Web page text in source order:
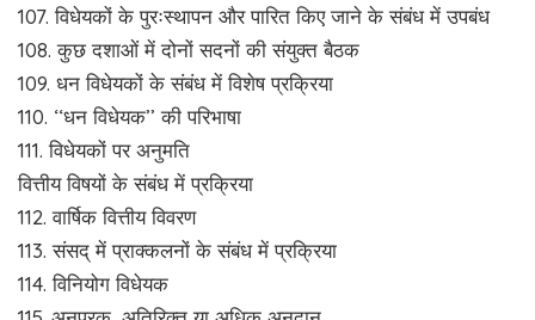
107. विधेयकों के पुरःस्थापन और पारित किए जाने के संबंध में उपबंध
108. कुछ दशाओं में दोनों सदनों की संयुक्त बैठक
109. धन विधेयकों के संबंध में विशेष प्रक्रिया
110. ‘‘धन विधेयक’’ की परिभाषा
111. विधेयकों पर अनुमति
वित्तीय विषयों के संबंध में प्रक्रिया
112. वार्षिक वित्तीय विवरण
113. संसद् में प्राक्कलनों के संबंध में प्रक्रिया
114. विनियोग विधेयक